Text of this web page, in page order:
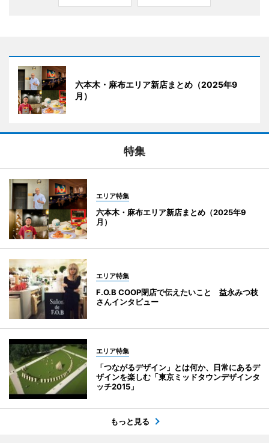
六本木・麻布エリア新店まとめ（2025年9
月）
特集
エリア特集
六本木・麻布エリア新店まとめ（2025年9
月）
エリア特集
F.O.B COOP閉店で伝えたいこと 益永みつ枝
さんインタビュー
エリア特集
「つながるデザイン」とは何か、日常にあるデ
ザインを楽しむ「東京ミッドタウンデザインタ
ッチ2015」
もっと見る